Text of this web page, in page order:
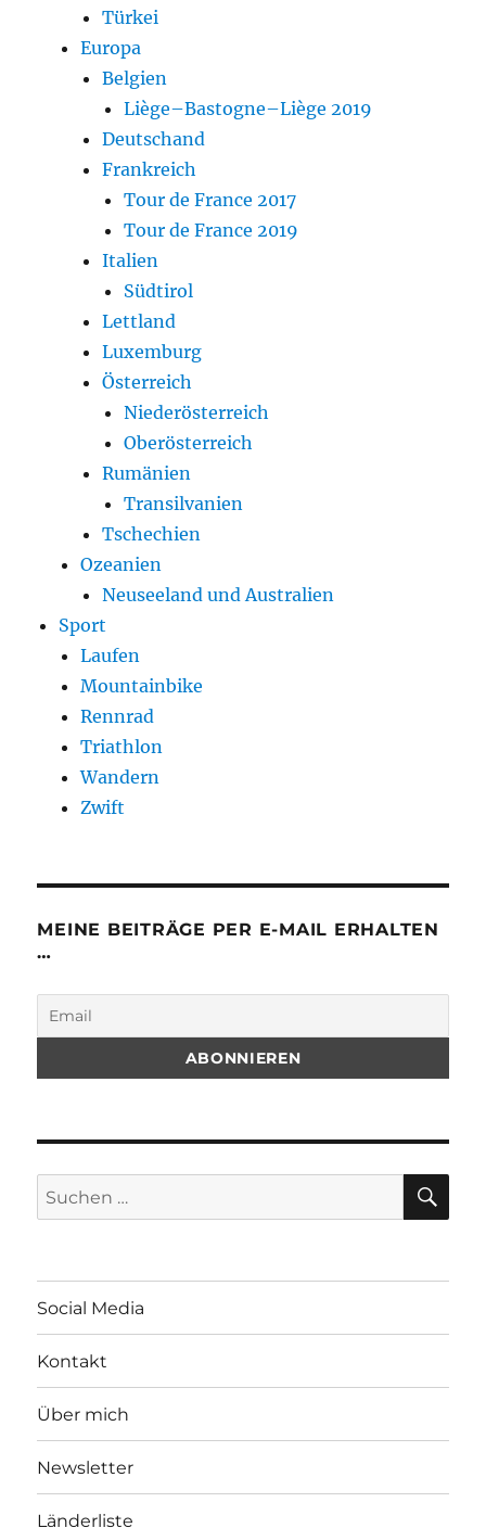
Türkei
Europa
Belgien
Liège–Bastogne–Liège 2019
Deutschand
Frankreich
Tour de France 2017
Tour de France 2019
Italien
Südtirol
Lettland
Luxemburg
Österreich
Niederösterreich
Oberösterreich
Rumänien
Transilvanien
Tschechien
Ozeanien
Neuseeland und Australien
Sport
Laufen
Mountainbike
Rennrad
Triathlon
Wandern
Zwift
MEINE BEITRÄGE PER E-MAIL ERHALTEN
…
Suchen
nach:
Social Media
Kontakt
Über mich
Newsletter
Länderliste